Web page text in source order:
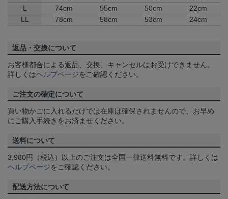
L
74cm 55cm 50cm
22cm
LL
78cm 58cm 53cm 24cm
返品・交換について
お客様都合による返品、交換、キャンセルはお受けできません。
詳しくはヘルプページをご確認ください。
ご注文の確定について
買い物かごに入れるだけでは在庫は確保されませんので、お早め
にご購入手続きをお済ませください。
送料について
3,980円（税込）以上のご注文は全国一律送料無料です。詳しくは
ヘルプページをご確認ください。
配送方法について